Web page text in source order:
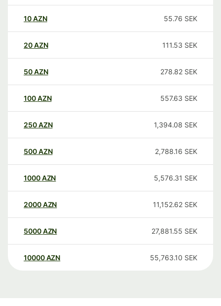
10AZN 55.76 SEK
20AZN 111.53 SEK
50AZN 278.82 SEK
100AZN 557.63 SEK
250AZN 1,394.08 SEK
500AZN 2,788.16 SEK
1000AZN 5,576.31 SEK
2000AZN 11,152.62 SEK
5000AZN 27,881.55 SEK
10000 AZN 55,763.10 SEK